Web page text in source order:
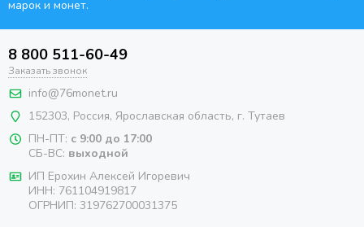
марок и монет.
8 800 511-60-49
Заказать звонок
info@76monet.ru
152303, Россия, Ярославская область, г. Тутаев
ПН-ПТ: с 9:00 до 17:00
СБ-ВС: выходной
ИП Ерохин Алексей Игоревич
ИНН: 761104919817
ОГРНИП: 319762700031375